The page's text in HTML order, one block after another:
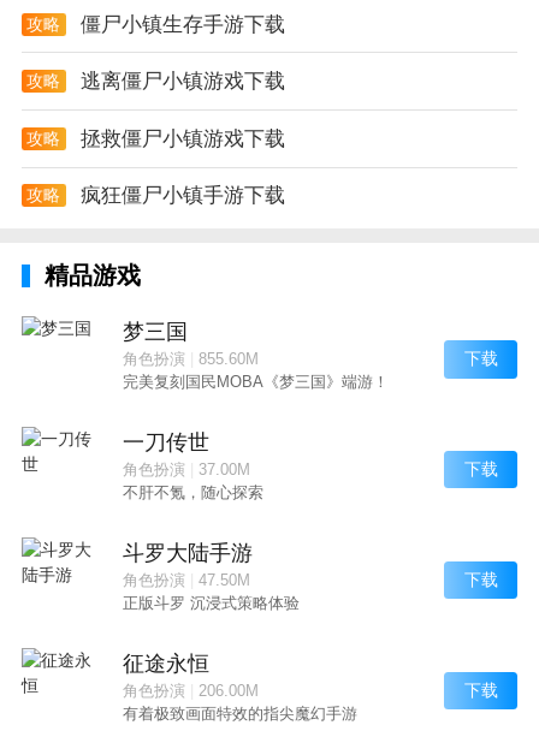
攻略 僵尸小镇生存手游下载
攻略 逃离僵尸小镇游戏下载
攻略 拯救僵尸小镇游戏下载
攻略 疯狂僵尸小镇手游下载
精品游戏
梦三国
角色扮演| 855.60M
完美复刻国民MOBA《梦三国》端游！
下载
一刀传世
角色扮演| 37.00M
不肝不氪，随心探索
下载
斗罗大陆手游
角色扮演| 47.50M
正版斗罗 沉浸式策略体验
下载
征途永恒
角色扮演| 206.00M
有着极致画面特效的指尖魔幻手游
下载